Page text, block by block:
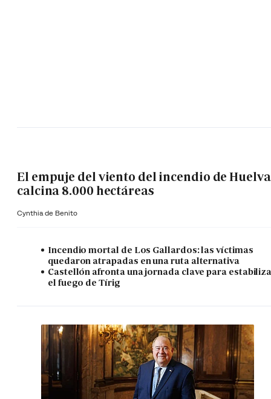
El empuje del viento del incendio de Huelva
calcina 8.000 hectáreas
Cynthia de Benito
Incendio mortal de Los Gallardos: las víctimas
quedaron atrapadas en una ruta alternativa
Castellón afronta una jornada clave para
el fuego de Tírig